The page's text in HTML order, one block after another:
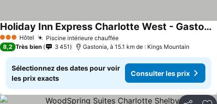
3 ÉtoilesHôtel Piscine intérieure chauffée
Holiday Inn Express Charlotte West - Gastonia By Ihg
8,2 Très bien 3 451 Gastonia, à 15.1 km de : Kings Mountain
Sélectionnez des dates pour voir
les prix exacts
Consulter les prix